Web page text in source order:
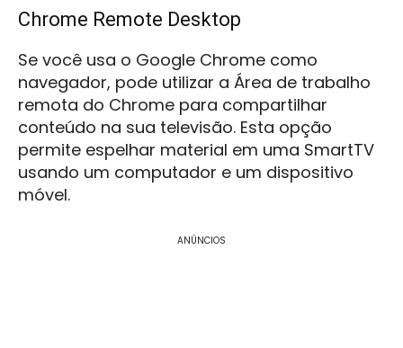
Chrome Remote Desktop
Se você usa o Google Chrome como
navegador, pode utilizar a Área de trabalho
remota do Chrome para compartilhar
conteúdo na sua televisão. Esta opção
permite espelhar material em uma SmartTV
usando um computador e um dispositivo
móvel.
ANÚNCIOS